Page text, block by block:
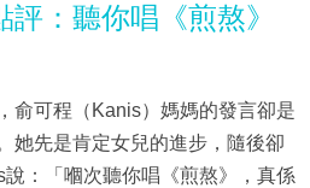
：聽你唱《煎熬》
俞可程（Kanis）媽媽的發言卻是
她先是肯定女兒的進步，隨後卻
：「嗰次聽你唱《煎熬》，真係